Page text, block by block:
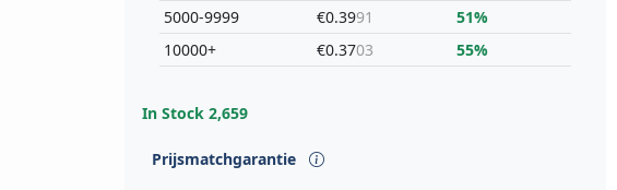
5000-9999
10000+
€0.3991
€0.3703
51%
55%
In Stock 2,659
Prijsmatchgarantie